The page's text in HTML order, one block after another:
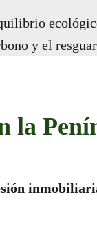
y el
la